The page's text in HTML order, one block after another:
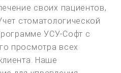
своих пациентов,
стоматологической
УСУ-Софт с
просмотра всех
Наше